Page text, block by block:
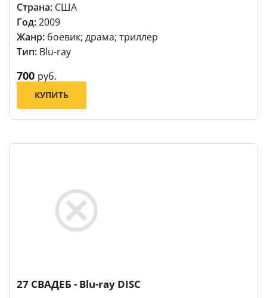
Страна: США
Год:2009
Жанр: боевик; драма; триллер
Тип: Blu-ray
700 руб.
КУПИТЬ
27 СВАДЕБ - Blu-ray DISC